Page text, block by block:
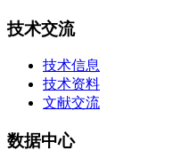
技术交流
技术信息
技术资料
文献交流
数据中心